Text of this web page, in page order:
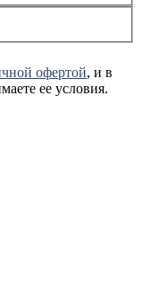
офертой, и в
ее условия.